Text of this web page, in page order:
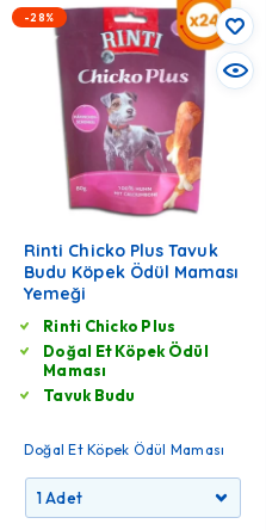
-28%
Rinti Chicko Plus Tavuk
Budu Köpek Ödül Maması
Yemeği
Rinti Chicko Plus
Doğal Et Köpek Ödül
Maması
Tavuk Budu
Doğal Et Köpek Ödül Maması